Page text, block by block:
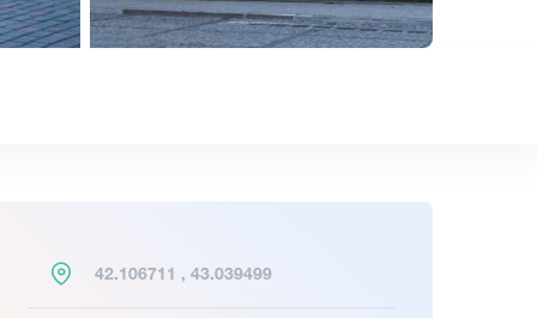
42.106711 , 43.039499